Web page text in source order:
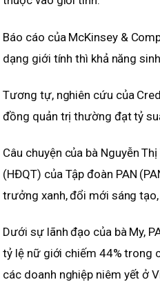
Báo cáo của McKinsey &
dạng giới tính thì khả năng
Tương tự, nghiên cứu của
đồng quản trị thường đạt tỷ
Câu chuyện của bà Nguyễn
(HĐQT) của Tập đoàn PAN
trưởng xanh, đổi mới sáng
Dưới sự lãnh đạo của bà My,
tỷ lệ nữ giới chiếm 44% trong
các doanh nghiệp niêm yết ở